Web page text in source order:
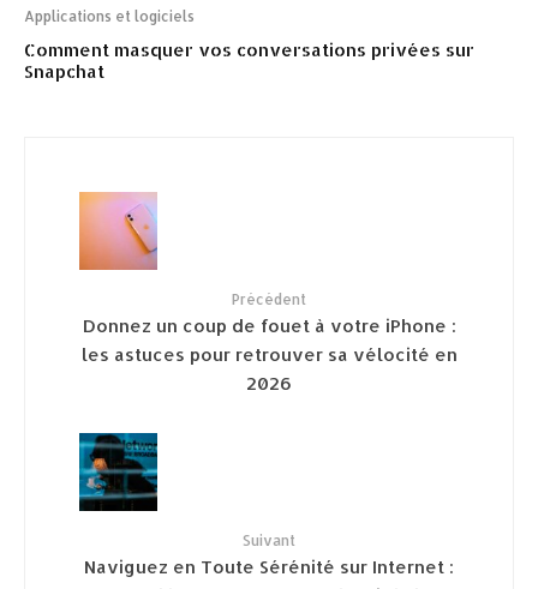
Applications et logiciels
Comment masquer vos conversations privées sur
Snapchat
Précédent
Donnez un coup de fouet à votre iPhone :
les astuces pour retrouver sa vélocité en
2026
Suivant
Naviguez en Toute Sérénité sur Internet :